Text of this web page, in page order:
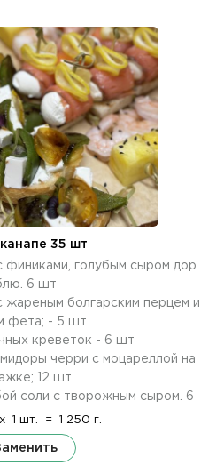
35 шт
финиками, голубым сыром дор
6 шт
жареным болгарским перцем и
фета; - 5 шт
креветок - 6 шт
черри с моцареллой на
12 шт
соли с творожным сыром. 6
x 1 шт. = 1 250 г.